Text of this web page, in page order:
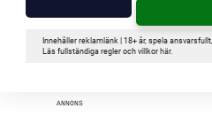
Innehåller reklamlänk | 18+ år, spela ansvarsfullt,
Läs fullständiga regler och villkor här.
ANNONS